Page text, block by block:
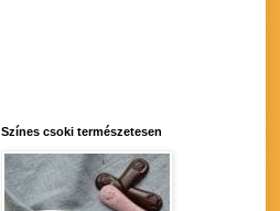
Színes csoki természetesen